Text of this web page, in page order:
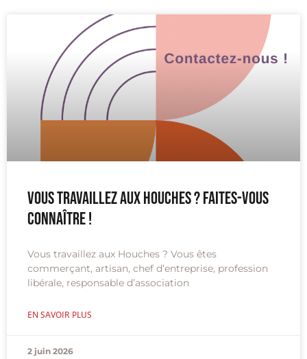
Vous travaillez aux Houches ? Faites-vous
connaître !
Vous travaillez aux Houches ? Vous êtes
commerçant, artisan, chef d’entreprise, profession
libérale, responsable d’association
EN SAVOIR PLUS
2 juin 2026